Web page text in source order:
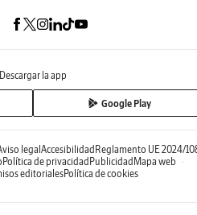
Descargar la app
Google Play
legal Accesibilidad Reglamento UE 2024/
Política de privacidad Publicidad Mapa web
editorialesPolítica de cookies